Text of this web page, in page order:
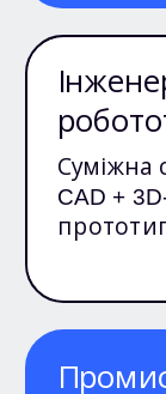
Суміжна
CAD +